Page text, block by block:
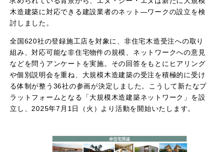
木造建築に対応できる建設業者のネット―ワークの設立を検
討しました。
全国620社の登録施工店を対象に、非住宅木造受注への取り
組み、対応可能な非住宅物件の規模、ネットワークへの意見
などを問うアンケートを実施。その回答をもとにヒアリング
や個別説明会を重ね、大規模木造建築の受注を積極的に受け
る体制が整う 36社の参画が決定しました。こうして新たなプ
ラットフォームとなる「大規模木造建築ネットワーク」を設
立し、 2025年7 月 1 日（火）より活動を開始いたします。